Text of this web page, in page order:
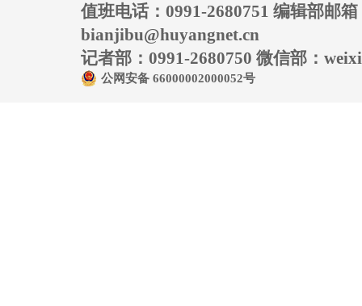
值班电话：0991-2680751 编辑部邮箱
bianjibu@huyangnet.cn
记者部：0991-2680750 微信部：
公网安备 66000002000052号